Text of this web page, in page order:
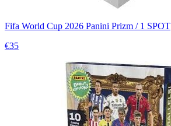
Fifa World Cup 2026 Panini Prizm / 1 SPOT
€35